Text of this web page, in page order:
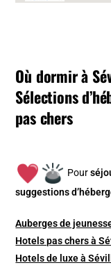
Où dormir à
Sélections
pas chers
Pour
suggestions
Auberges de
Hotels pas chers à
Hotels de luxe à